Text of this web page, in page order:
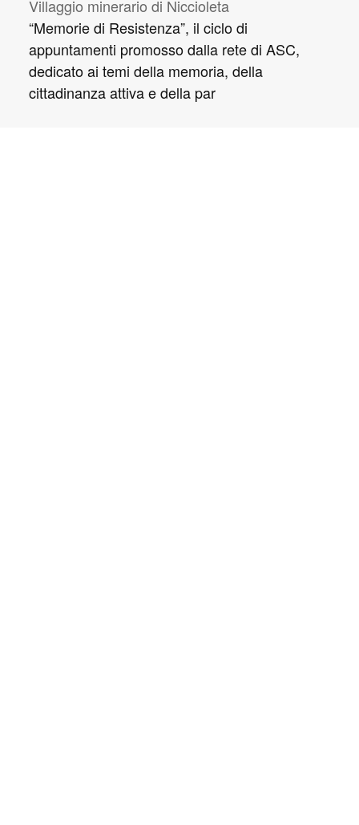
Villaggio minerario di Niccioleta
“Memorie di Resistenza”, il ciclo di
appuntamenti promosso dalla rete di ASC,
dedicato ai temi della memoria, della
cittadinanza attiva e della par